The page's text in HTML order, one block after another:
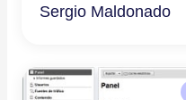
Sergio Maldonado